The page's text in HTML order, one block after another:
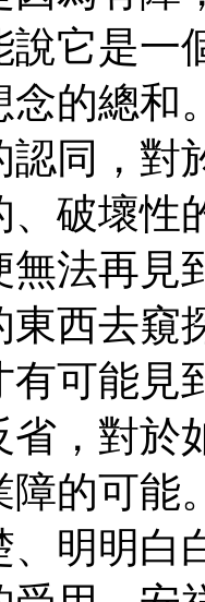
說它是一
的總和
同，對
、破壞性
無法再見
東西去窺
有可能見
，對於
的可能
明明白